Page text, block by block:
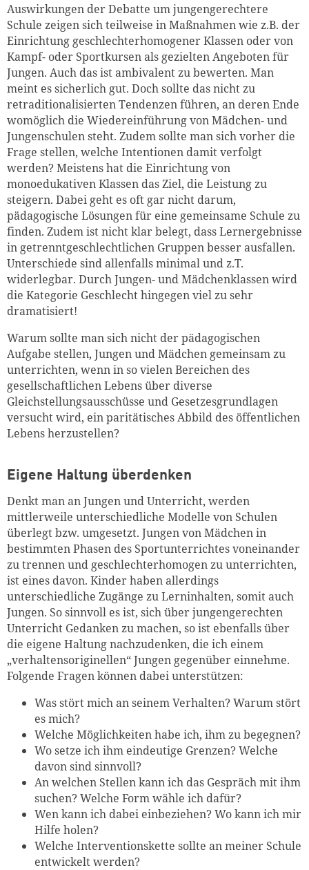
Auswirkungen der Debatte um jungengerechtere
Schule zeigen sich teilweise in Maßnahmen wie z.B. der
Einrichtung geschlechterhomogener Klassen oder von
Kampf- oder Sportkursen als gezielten Angeboten für
Jungen. Auch das ist ambivalent zu bewerten. Man
meint es sicherlich gut. Doch sollte das nicht zu
retraditionalisierten Tendenzen führen, an deren Ende
womöglich die Wiedereinführung von Mädchen- und
Jungenschulen steht. Zudem sollte man sich vorher die
Frage stellen, welche Intentionen damit verfolgt
werden? Meistens hat die Einrichtung von
monoedukativen Klassen das Ziel, die Leistung zu
steigern. Dabei geht es oft gar nicht darum,
pädagogische Lösungen für eine gemeinsame Schule zu
finden. Zudem ist nicht klar belegt, dass Lernergebnisse
in getrenntgeschlechtlichen Gruppen besser ausfallen.
Unterschiede sind allenfalls minimal und z.T.
widerlegbar. Durch Jungen- und Mädchenklassen wird
die Kategorie Geschlecht hingegen viel zu sehr
dramatisiert!
Warum sollte man sich nicht der pädagogischen
Aufgabe stellen, Jungen und Mädchen gemeinsam zu
unterrichten, wenn in so vielen Bereichen des
gesellschaftlichen Lebens über diverse
Gleichstellungsausschüsse und Gesetzesgrundlagen
versucht wird, ein paritätisches Abbild des öffentlichen
Lebens herzustellen?
Eigene Haltung überdenken
Denkt man an Jungen und Unterricht, werden
mittlerweile unterschiedliche Modelle von Schulen
überlegt bzw. umgesetzt. Jungen von Mädchen in
bestimmten Phasen des Sportunterrichtes voneinander
zu trennen und geschlechterhomogen zu unterrichten,
ist eines davon. Kinder haben allerdings
unterschiedliche Zugänge zu Lerninhalten, somit auch
Jungen. So sinnvoll es ist, sich über jungengerechten
Unterricht Gedanken zu machen, so ist ebenfalls über
die eigene Haltung nachzudenken, die ich einem
„verhaltensoriginellen“ Jungen gegenüber einnehme.
Folgende Fragen können dabei unterstützen:
Was stört mich an seinem Verhalten? Warum stört
es mich?
Welche Möglichkeiten habe ich, ihm zu begegnen?
Wo setze ich ihm eindeutige Grenzen? Welche
davon sind sinnvoll?
An welchen Stellen kann ich das Gespräch mit ihm
suchen? Welche Form wähle ich dafür?
Wen kann ich dabei einbeziehen? Wo kann ich mir
Hilfe holen?
Welche Interventionskette sollte an meiner Schule
entwickelt werden?
Zum Warenkorb
weiter lesen Zum Warenkorb